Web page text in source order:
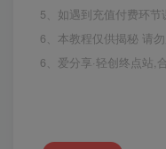
5、如遇到充值付费环
6、本教程仅供揭秘 请
6、爱分享·轻创终点站,